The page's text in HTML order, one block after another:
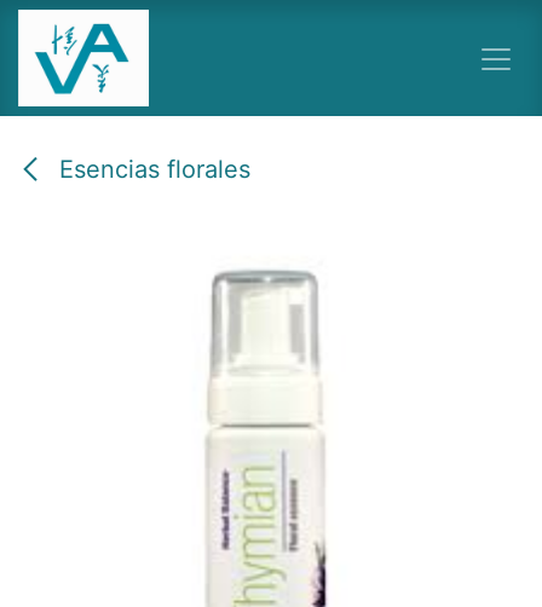
Ir al contenido
Esencias florales